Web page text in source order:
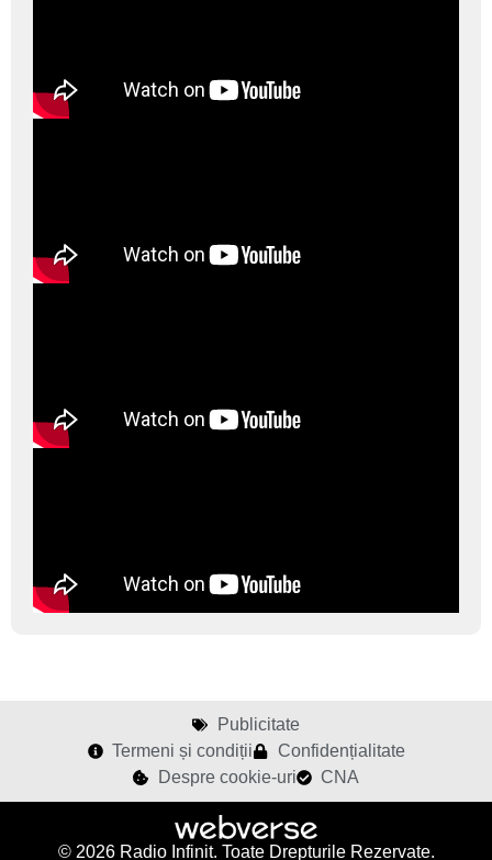
Publicitate
Termeni și condiții
Confidențialitate
Despre cookie-uri
CNA
© 2026 Radio Infinit. Toate Drepturile Rezervate.